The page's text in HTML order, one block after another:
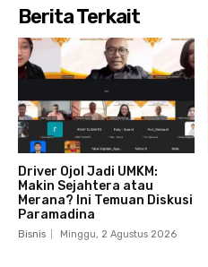
Berita Terkait
Driver Ojol Jadi UMKM:
Makin Sejahtera atau
Merana? Ini Temuan Diskusi
Paramadina
Bisnis Minggu, 2 Agustus 2026